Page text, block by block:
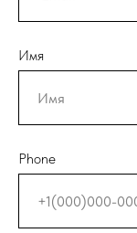
Имя
Phone